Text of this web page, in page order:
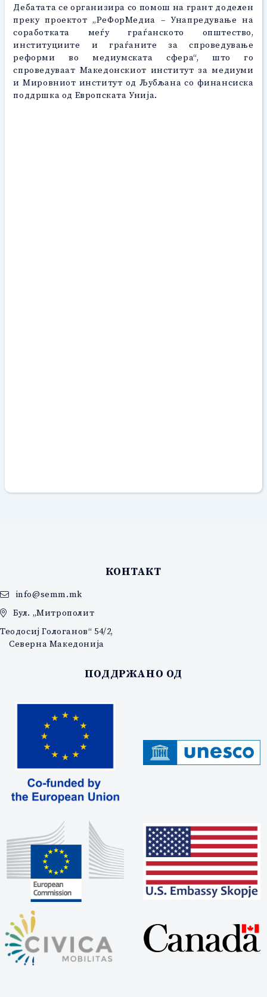
Дебатата се организира со помош на грант доделен
преку проектот „РеФорМедиа – Унапредување на
соработката меѓу граѓанското општество,
институциите и граѓаните за спроведување
реформи во медиумската сфера“, што го
спроведуваат Македонскиот институт за медиуми
и Мировниот институт од Љубљана со финансиска
поддршка од Европската Унија.
КОНТАКТ
info@semm.mk
Бул. „Митрополит
Теодосиј Гологанов“ 54/2,
Северна Македонија
ПОДДРЖАНО ОД